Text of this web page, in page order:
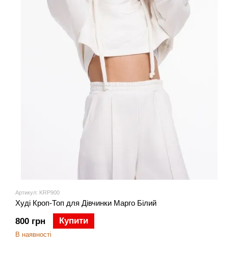
Артикул: KRP900
Худі Кроп-Топ для Дівчинки Марго Білий
800 грн Купити
В наявності